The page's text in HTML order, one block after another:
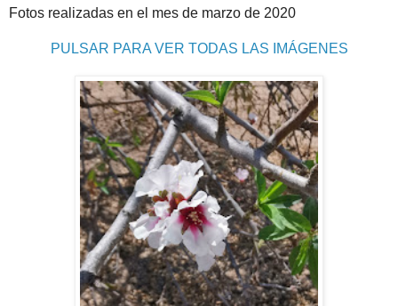
Fotos realizadas en el mes de marzo de 2020
PULSAR PARA VER TODAS LAS IMÁGENES